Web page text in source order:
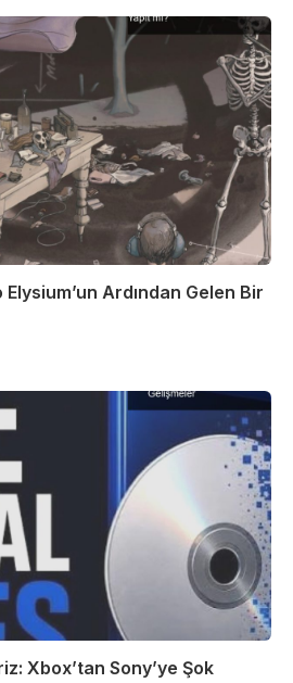
Ardından Gelen Bir
Xbox’tan Sony’ye Şok